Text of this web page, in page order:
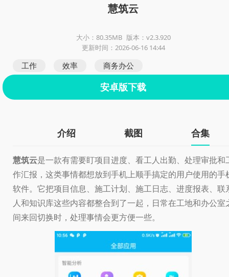
慧筑云
大小：80.35MB 版本：v2.3.920
更新时间：2026-06-16 14:44
工作 效率 商务办公
安卓版下载
介绍 截图 合集
慧筑云是一款有需要盯项目进度、看工人出勤、处理审批和
作汇报，这类事情都想放到手机上顺手搞定的用户使用的手
软件。它把项目信息、施工计划、施工日志、进度报表、联
人和知识库这些内容都整合到了一起，日常在工地和办公室
间来回切换时，处理事情会更方便一些。